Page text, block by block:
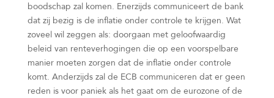
boodschap zal komen. Enerzijds communiceert de bank
dat zij bezig is de inflatie onder controle te krijgen. Wat
zoveel wil zeggen als: doorgaan met geloofwaardig
beleid van renteverhogingen die op een voorspelbare
manier moeten zorgen dat de inflatie onder controle
komt. Anderzijds zal de ECB communiceren dat er geen
reden is voor paniek als het gaat om de eurozone of de